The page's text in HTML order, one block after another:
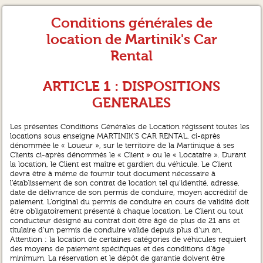
Conditions générales de
location de Martinik's Car
Rental
ARTICLE 1 : DISPOSITIONS
GENERALES
Les présentes Conditions Générales de Location régissent toutes les
locations sous enseigne MARTINIK’S CAR RENTAL, ci-après
dénommée le « Loueur », sur le territoire de la Martinique à ses
Clients ci-après dénommés le « Client » ou le « Locataire ». Durant
la location, le Client est maître et gardien du véhicule. Le Client
devra être à même de fournir tout document nécessaire à
l’établissement de son contrat de location tel qu’identité, adresse,
date de délivrance de son permis de conduire, moyen accréditif de
paiement. L’original du permis de conduire en cours de validité doit
être obligatoirement présenté à chaque location. Le Client ou tout
conducteur désigné au contrat doit être âgé de plus de 21 ans et
titulaire d’un permis de conduire valide depuis plus d’un an.
Attention : la location de certaines catégories de véhicules requiert
des moyens de paiement spécifiques et des conditions d’âge
minimum. La réservation et le dépôt de garantie doivent être